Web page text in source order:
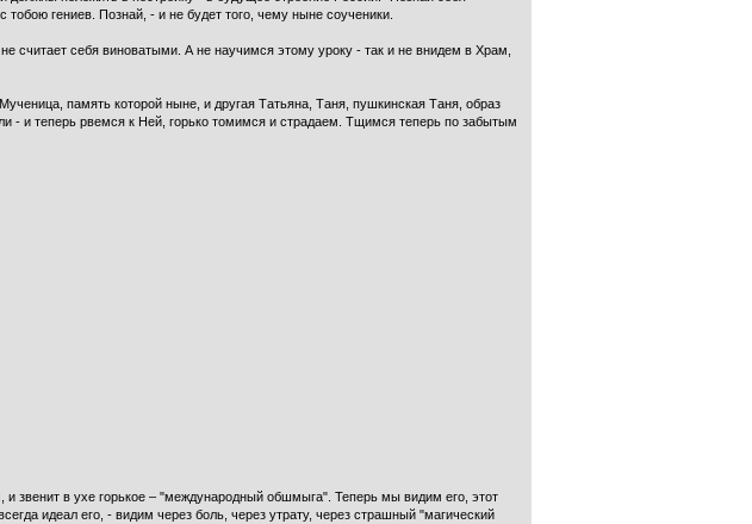
гениев. Познай, - и не будет того, чему ныне соученики.
считает себя виноватыми. А не научимся этому уроку - так и не внидем в Храм,
память которой ныне, и другая Татьяна, Таня, пушкинская Таня, образ
- и теперь рвемся к Ней, горько томимся и страдаем. Тщимся теперь по забытым
и звенит в ухе горькое – "международный обшмыга". Теперь мы видим его, этот
идеал его, - видим через боль, через утрату, через страш­ный "магический